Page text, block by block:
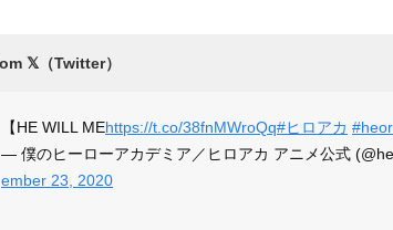
【HE WILL MEhttps://t.co/38fnMWroQq#ヒロアカ
— 僕のヒーローアカデミア／ヒロアカ アニメ公式
ember 23, 2020